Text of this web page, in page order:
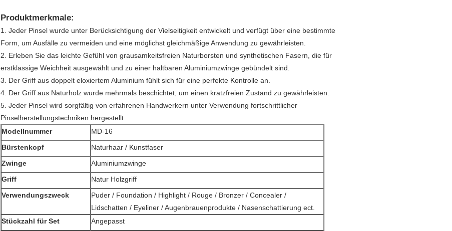
Produktmerkmale:
1. Jeder Pinsel wurde unter Berücksichtigung der Vielseitigkeit entwickelt und verfügt über eine bestimmte
Form, um Ausfälle zu vermeiden und eine möglichst gleichmäßige Anwendung zu gewährleisten.
2. Erleben Sie das leichte Gefühl von grausamkeitsfreien Naturborsten und synthetischen Fasern, die für
erstklassige Weichheit ausgewählt und zu einer haltbaren Aluminiumzwinge gebündelt sind.
3. Der Griff aus doppelt eloxiertem Aluminium fühlt sich für eine perfekte Kontrolle an.
4. Der Griff aus Naturholz wurde mehrmals beschichtet, um einen kratzfreien Zustand zu gewährleisten.
5. Jeder Pinsel wird sorgfältig von erfahrenen Handwerkern unter Verwendung fortschrittlicher
Pinselherstellungstechniken hergestellt.
Modellnummer
MD-16
Bürstenkopf
Naturhaar / Kunstfaser
Zwinge
Aluminiumzwinge
Griff
Natur Holzgriff
Verwendungszweck
Puder / Foundation / Highlight / Rouge / Bronzer / Concealer /
Lidschatten / Eyeliner / Augenbrauenprodukte / Nasenschattierung ect.
Stückzahl für Set
Angepasst